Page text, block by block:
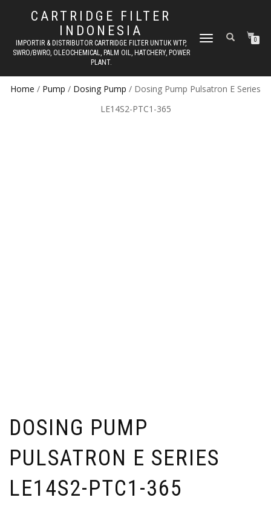
CARTRIDGE FILTER
INDONESIA
IMPORTIR & DISTRIBUTOR CARTRIDGE FILTER UNTUK WTP,
SWRO/BWRO, OLEOCHEMICAL, PALM OIL, HATCHERY, POWER
PLANT.
TOGGLE NAVIGATION0
Home / Pump / Dosing Pump / Dosing Pump Pulsatron E Series
LE14S2-PTC1-365
DOSING PUMP
PULSATRON E SERIES
LE14S2-PTC1-365